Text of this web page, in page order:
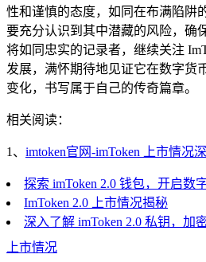
性和谨慎的态度，如同在布满陷阱
要充分认识到其中潜藏的风险，确
将如同忠实的记录者，继续关注
发展，满怀期待地见证它在数字货
变化，书写属于自己的传奇篇章。
相关阅读：
1、 imtoken官网-imToken 上市情况
探索 imToken 2.0 钱包，开启数
ImToken 2.0 上市情况揭秘
深入了解 imToken 2.0 私钥，加
上市情况